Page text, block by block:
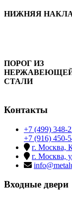
НИЖНЯЯ
ПОРОГ ИЗ
СТАЛИ
Контакты
+7 (499) 348-
+7 (916) 450-
г. Москва,
г. Москва,
Входные двери